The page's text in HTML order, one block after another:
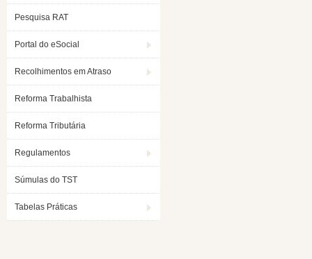
Pesquisa RAT
Portal do eSocial
Recolhimentos em Atraso
Reforma Trabalhista
Reforma Tributária
Regulamentos
Súmulas do TST
Tabelas Práticas